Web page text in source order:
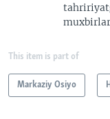
This item is part of
Markaziy Osiyo